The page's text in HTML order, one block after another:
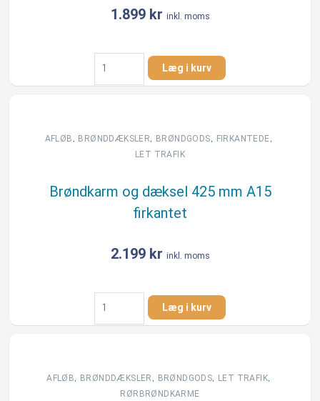
1.899 kr inkl. moms
Brøndkarm
og
dæksel
B125
Læg i kurv
AFLØB , BRØNDDÆKSLER, BRØNDGODS, FIRKANTEDE,
LET TRAFIK
Brøndkarm og dæksel 425 mm A15
firkantet
2.199 kr inkl. moms
Brøndkarm
og
dæksel
A15
firkantet
Læg i kurv
AFLØB, BRØNDDÆKSLER , BRØNDGODS, LET TRAFIK,
RØRBRØNDKARME